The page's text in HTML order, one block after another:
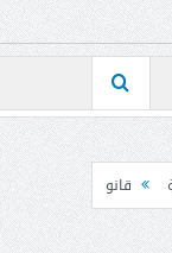
الكتائب ومجلس نقابة